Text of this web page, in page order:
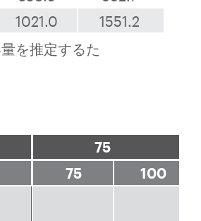
1021.0
1551.2
を推定するた
75
75
100